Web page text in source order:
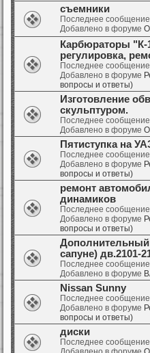
съемники
Последнее сообщение
Добавлено в форуме
Карбюраторы "К-
регулировка,
Последнее сообщение
Добавлено в форуме
вопросы и ответы)
Изготовление
скульптуром.
Последнее сообщение
Добавлено в форуме
Пятиступка на
Последнее сообщение
Добавлено в форуме
вопросы и ответы)
ремонт
динамиков
Последнее сообщение
Добавлено в форуме
вопросы и ответы)
Дополнительный
сапуне) дв.2101-
Последнее сообщение
Добавлено в форуме
Nissan Sunny
Последнее сообщение
Добавлено в форуме
вопросы и ответы)
диски
Последнее сообщение